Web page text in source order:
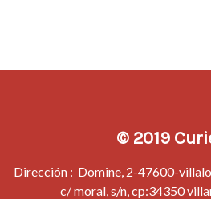
© 2019
Dirección : Domine, 2-47600-
c/ moral, s/n, cp:34350